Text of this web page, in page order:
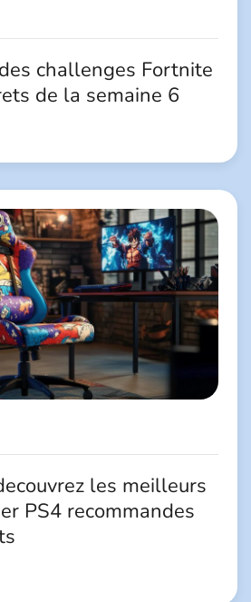
challenges Fortnite
de la semaine 6
les meilleurs
PS4 recommandes